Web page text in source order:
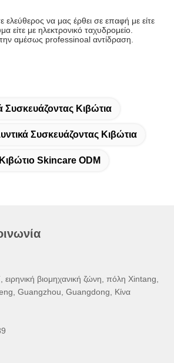
ελεύθερος να μας έρθει σε επαφή με είτε
είτε με ηλεκτρονικό ταχυδρομείο.
αμέσως professinoal αντίδραση.
Συσκευάζοντας Κιβώτια
Συσκευάζοντας Κιβώτια
Skincare ODM
βιομηχανική ζώνη, πόλη Xintang,
Guangzhou, Guangdong, Κίνα